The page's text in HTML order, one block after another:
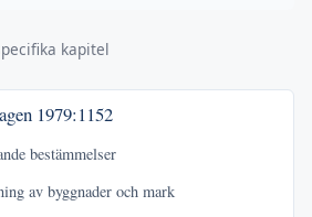
kapitel
1979:1152
bestämmelser
av byggnader och mark